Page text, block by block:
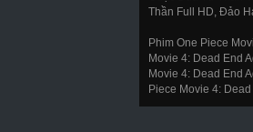
Thần Full HD, Đảo
Phim One Piece
Movie 4: Dead End
Movie 4: Dead End
Piece Movie 4: